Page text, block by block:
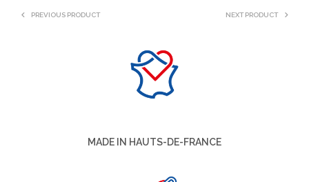
PREVIOUS PRODUCT NEXT PRODUCT
MADE IN HAUTS-DE-FRANCE